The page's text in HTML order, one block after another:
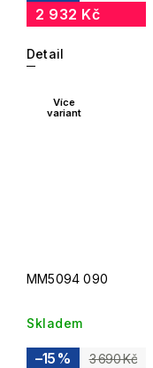
2 932 Kč
Detail
Více
variant
MM5094 090
Skladem
3 690 Kč
–15 %